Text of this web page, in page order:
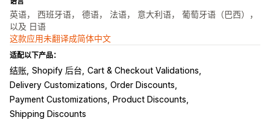
英语， 西班牙语， 德语， 法语， 意大利语， 葡萄牙语（巴西），
以及 日语
这款应用未翻译成简体中文
适配以下产品：
结账 Shopify 后台 Cart & Checkout Validations
Delivery Customizations Order Discounts
Payment Customizations
Product Discounts
Shipping Discounts